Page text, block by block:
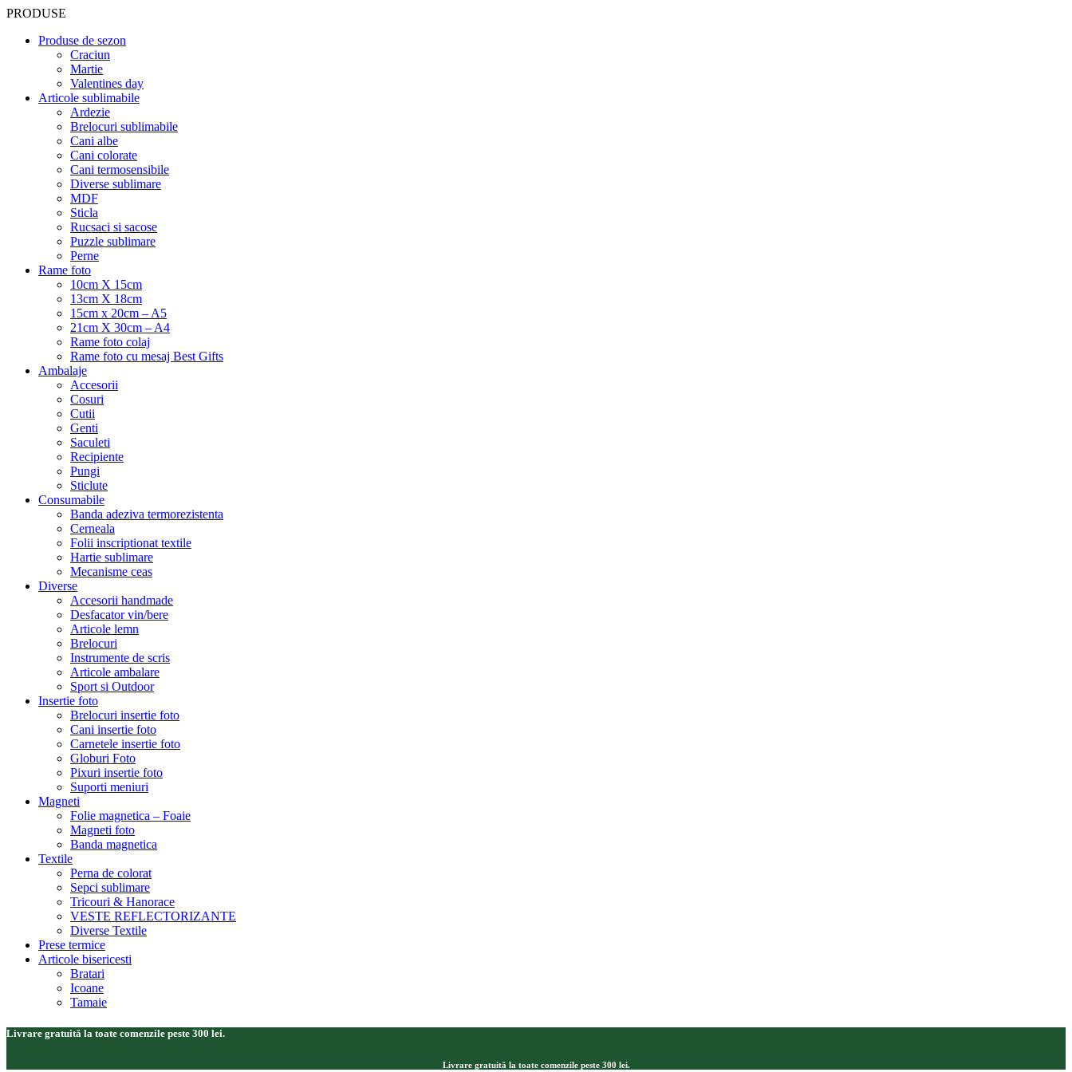
PRODUSE
Produse de sezon
Craciun
Martie
Valentines day
Articole sublimabile
Ardezie
Brelocuri sublimabile
Cani albe
Cani colorate
Cani termosensibile
Diverse sublimare
MDF
Sticla
Rucsaci si sacose
Puzzle sublimare
Perne
Rame foto
10cm X 15cm
13cm X 18cm
15cm x 20cm – A5
21cm X 30cm – A4
Rame foto colaj
Rame foto cu mesaj Best Gifts
Ambalaje
Accesorii
Cosuri
Cutii
Genti
Saculeti
Recipiente
Pungi
Sticlute
Consumabile
Banda adeziva termorezistenta
Cerneala
Folii inscriptionat textile
Hartie sublimare
Mecanisme ceas
Diverse
Accesorii handmade
Desfacator vin/bere
Articole lemn
Brelocuri
Instrumente de scris
Articole ambalare
Sport si Outdoor
Insertie foto
Brelocuri insertie foto
Cani insertie foto
Carnetele insertie foto
Globuri Foto
Pixuri insertie foto
Suporti meniuri
Magneti
Folie magnetica – Foaie
Magneti foto
Banda magnetica
Textile
Perna de colorat
Sepci sublimare
Tricouri & Hanorace
VESTE REFLECTORIZANTE
Diverse Textile
Prese termice
Articole bisericesti
Bratari
Icoane
Tamaie
Livrare gratuită la toate comenzile peste 300 lei.
Livrare gratuită la toate comenzile peste 300 lei.